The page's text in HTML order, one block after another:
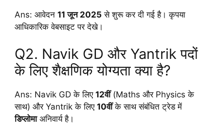
Ans: आवेदन 11 जून 2025 से शुरू कर दी गई है। कृपया
आधिकारिक वेबसाइट पर देखे।
Q2. Navik GD और Yantrik पदों
के लिए शैक्षणिक योग्यता क्या है?
Ans: Navik GD के लिए 12वीं(Maths और Physics के
साथ) और Yantrik के लिए 10वींके साथ संबंधित ट्रेड में
डिप्लोमाअनिवार्य है।